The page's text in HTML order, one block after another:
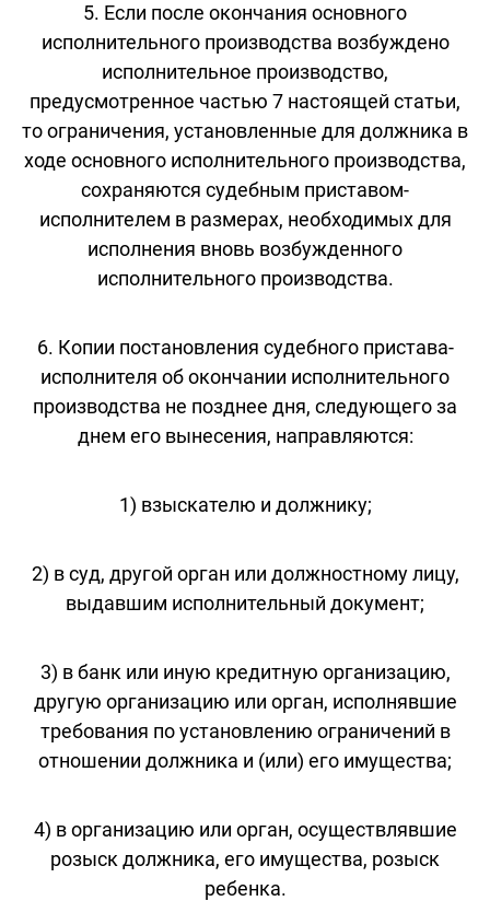
5. Если после окончания основного
исполнительного производства возбуждено
исполнительное производство,
предусмотренное частью 7 настоящей статьи,
то ограничения, установленные для должника в
ходе основного исполнительного производства,
сохраняются судебным приставом-
исполнителем в размерах, необходимых для
исполнения вновь возбужденного
исполнительного производства.
6. Копии постановления судебного пристава-
исполнителя об окончании исполнительного
производства не позднее дня, следующего за
днем его вынесения, направляются:
1) взыскателю и должнику;
2) в суд, другой орган или должностному лицу,
выдавшим исполнительный документ;
3) в банк или иную кредитную организацию,
другую организацию или орган, исполнявшие
требования по установлению ограничений в
отношении должника и (или) его имущества;
4) в организацию или орган, осуществлявшие
розыск должника, его имущества, розыск
ребенка.